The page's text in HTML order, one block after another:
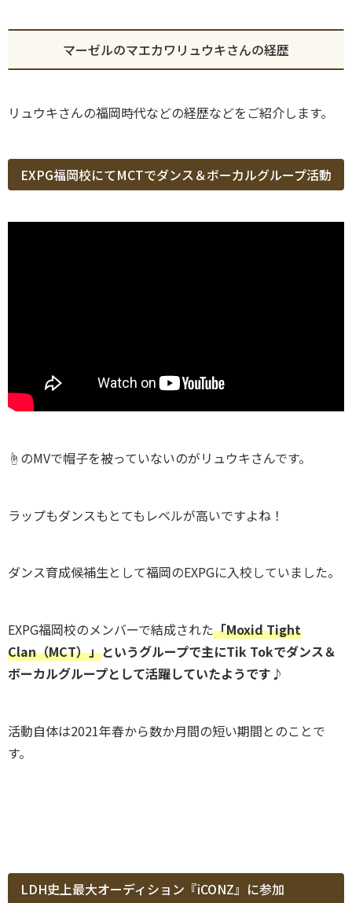
マーゼルのマエカワリュウキさんの経歴
リュウキさんの福岡時代などの経歴などをご紹介します。
EXPG福岡校にてMCTでダンス＆ボーカルグループ活動
☝のMVで帽子を被っていないのがリュウキさんです。
ラップもダンスもとてもレベルが高いですよね！
ダンス育成候補生として福岡のEXPGに入校していました。
EXPG福岡校のメンバーで結成された「Moxid Tight
Clan（MCT）」というグループで主にTik Tokでダンス＆
ボーカルグループとして活躍していたようです♪
活動自体は2021年春から数か月間の短い期間とのことで
す。
LDH史上最大オーディション『iCONZ』に参加